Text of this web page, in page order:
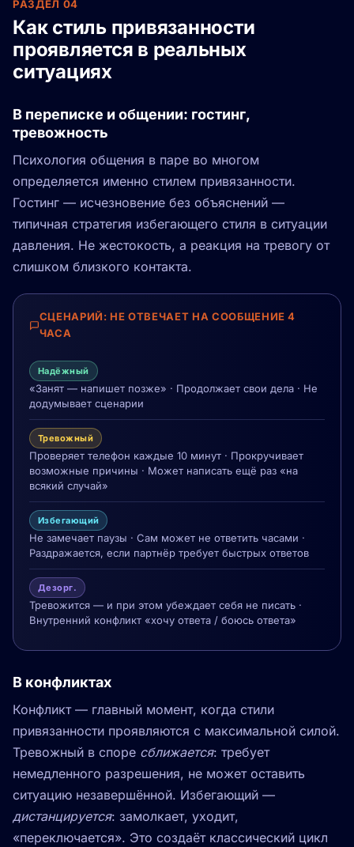
РАЗДЕЛ 04
Как стиль привязанности
проявляется в реальных
ситуациях
В переписке и общении: гостинг,
тревожность
Психология общения в паре во многом
определяется именно стилем привязанности.
Гостинг — исчезновение без объяснений —
типичная стратегия избегающего стиля в ситуации
давления. Не жестокость, а реакция на тревогу от
слишком близкого контакта.
СЦЕНАРИЙ: НЕ ОТВЕЧАЕТ НА СООБЩЕНИЕ 4
ЧАСА
Надёжный
«Занят — напишет позже» · Продолжает свои дела · Не
додумывает сценарии
Тревожный
Проверяет телефон каждые 10 минут · Прокручивает
возможные причины · Может написать ещё раз «на
всякий случай»
Избегающий
Не замечает паузы · Сам может не ответить часами ·
Раздражается, если партнёр требует быстрых ответов
Дезорг.
Тревожится — и при этом убеждает себя не писать ·
Внутренний конфликт «хочу ответа / боюсь ответа»
В конфликтах
Конфликт — главный момент, когда стили
привязанности проявляются с максимальной силой.
Тревожный в споре сближается: требует
немедленного разрешения, не может оставить
ситуацию незавершённой. Избегающий —
дистанцируется: замолкает, уходит,
«переключается». Это создаёт классический цикл